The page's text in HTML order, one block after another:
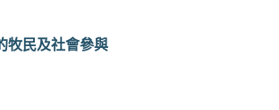
牧民及社會參與